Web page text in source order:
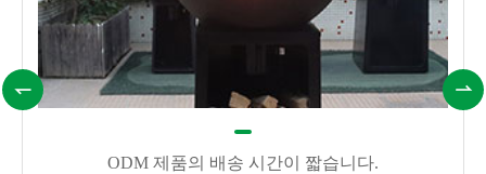
ODM 제품의 배송 시간이 짧습니다.
 